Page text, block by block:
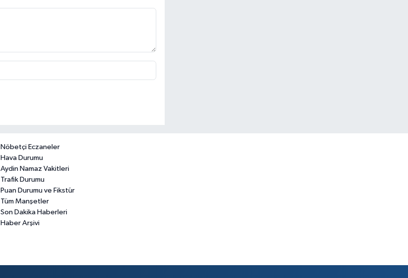
Nöbetçi Eczaneler
Hava Durumu
Aydin Namaz Vakitleri
Trafik Durumu
Puan Durumu ve Fikstür
Tüm Manşetler
Son Dakika Haberleri
Haber Arşivi